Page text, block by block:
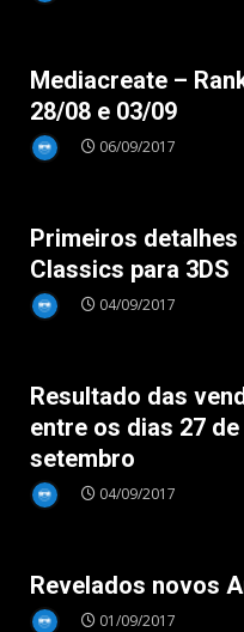
Mediacreate –
28/08 e 03/09
06/09/2017
Primeiros
Classics para 3DS
04/09/2017
Resultado das
entre os dias 27
setembro
04/09/2017
Revelados novos
01/09/2017